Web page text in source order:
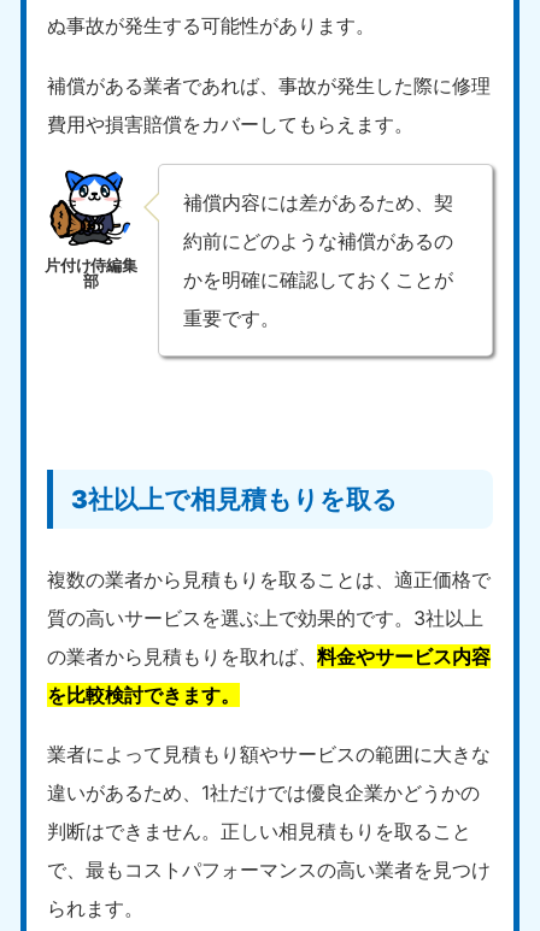
ぬ事故が発生する可能性があります。
補償がある業者であれば、事故が発生した際に修理
費用や損害賠償をカバーしてもらえます。
補償内容には差があるため、契
約前にどのような補償があるの
かを明確に確認しておくことが
重要です。
3社以上で相見積もりを取る
複数の業者から見積もりを取ることは、適正価格で
質の高いサービスを選ぶ上で効果的です。3社以上
の業者から見積もりを取れば、料金やサービス内容
を比較検討できます。
業者によって見積もり額やサービスの範囲に大きな
違いがあるため、1社だけでは優良企業かどうかの
判断はできません。正しい相見積もりを取ること
で、最もコストパフォーマンスの高い業者を見つけ
られます。
滋賀県
050-1881-5253 050-1881-5252
和歌山県
9:00〜19:00 年中無休
中国
岡山県
050-1881-5146
9:00〜19:00 年中無休
山口県
050-1880-9900
島根県
050-1881-5145
9:00〜19:00 年中無休
四国
香川県
050-1880-9899
9:00〜19:00 年中無休
徳島県
050-1880-9898
050-1880-9896
9:00〜19:00 年中無休
050-1880-9897
9:00〜19:00 年中無休
九州・沖縄
福岡県
050-1880-9895
佐賀県